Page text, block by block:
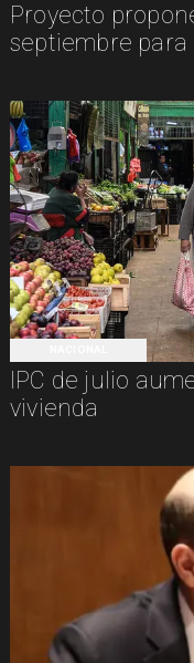
Proyecto
septiembre para
IPC de julio
vivienda